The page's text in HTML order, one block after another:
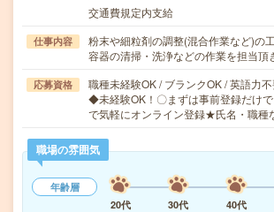
交通費規定内支給
仕事内容
粉末や細粒剤の調整(混合作業など)の
容器の清掃・洗浄などの作業を担当
応募資格
職種未経験OK / ブランクOK / 英語力
◆未経験OK！〇まずは事前登録だけ
で気軽にオンライン登録★氏名・職
職場の雰囲気
年齢層
20代
30代 40代